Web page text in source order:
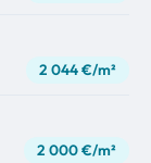
2 044 €/m²
2 000 €/m²